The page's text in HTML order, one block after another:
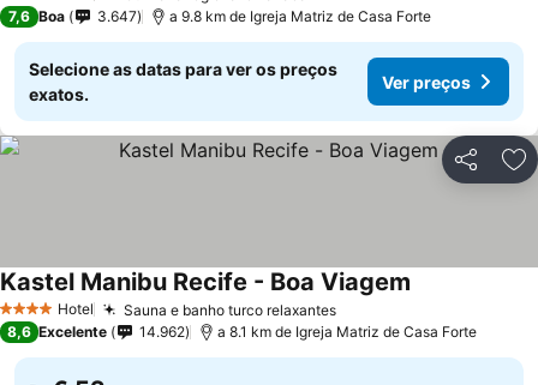
7,6 Boa 3.647 a 9.8 km de Igreja Matriz de Casa Forte
Selecione as datas para ver os preços
exatos.
Ver preços
Partilhar
4 EstrelasHotel Sauna e banho turco relaxantes
Kastel Manibu Recife - Boa Viagem
8,6 Excelente 14.962 a 8.1 km de Igreja Matriz de Casa Forte